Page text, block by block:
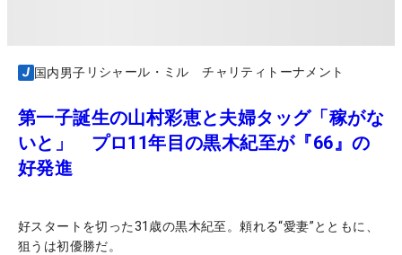
国内男子 リシャール・ミル チャリティトーナメント
第一子誕生の山村彩恵と夫婦タッグ「稼がな
いと」 プロ11年目の黒木紀至が『66』の
好発進
好スタートを切った31歳の黒木紀至。頼れる“愛妻”とともに、
狙うは初優勝だ。